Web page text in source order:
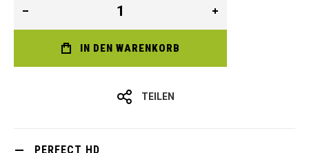
IN DEN WARENKORB
TEILEN
PERFECT HD